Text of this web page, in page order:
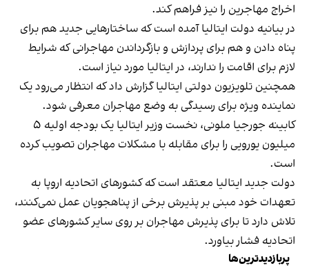
اخراج مهاجرین را نیز فراهم کند.
در بیانیه دولت ایتالیا آمده است که ساختارهایی جدید هم برای
پناه دادن و هم برای پردازش و بازگرداندن مهاجرانی که شرایط
لازم برای اقامت را ندارند، در ایتالیا مورد نیاز است.
همچنین تلویزیون دولتی ایتالیا گزارش داد که انتظار می‌رود یک
نماینده ویژه برای رسیدگی به وضع مهاجران معرفی شود.
کابینه جورجیا ملونی، نخست وزیر ایتالیا یک بودجه اولیه ۵
میلیون یورویی را برای مقابله با مشکلات مهاجران تصویب کرده
است.
دولت جدید ایتالیا معتقد است که کشورهای اتحادیه اروپا به
تعهدات خود مبنی بر پذیرش برخی از پناهجویان عمل نمی‌کنند،
تلاش دارد تا برای پذیرش مهاجران بر روی سایر کشورهای عضو
اتحادیه فشار بیاورد.
پربازدیدترین‌ها